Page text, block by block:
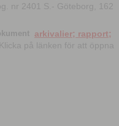
nr 2401 S.- Göteborg, 162
arkivalier; rapport;
på länken för att öppna